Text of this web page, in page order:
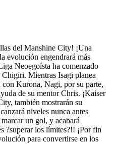
del Manshine City! ¡Una
evolución engendrará más
Neoegoísta ha comenzado
Mientras Isagi planea
Kurona, Nagi, por su parte,
de su mentor Chris. ¡Kaiser
también mostrarán su
niveles nunca antes
un gol, y acabará
?superar los límites?!! ¡Por fin
para convertirse en los